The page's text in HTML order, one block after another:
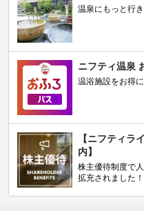
温泉にもっと行
ニフティ温泉
温浴施設をお得
【ニフティラ
内】
株主優待制度で
拡充されました！